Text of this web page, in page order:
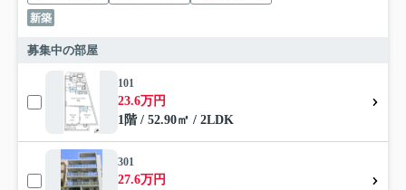
新築
募集中の部屋
101
23.6万円
1階 / 52.90㎡ / 2LDK
301
27.6万円